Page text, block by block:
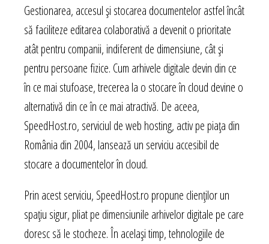
Gestionarea, accesul și stocarea documentelor astfel încât
să faciliteze editarea colaborativă a devenit o prioritate
atât pentru companii, indiferent de dimensiune, cât și
pentru persoane fizice. Cum arhivele digitale devin din ce
în ce mai stufoase, trecerea la o stocare în cloud devine o
alternativă din ce în ce mai atractivă. De aceea,
SpeedHost.ro, serviciul de web hosting, activ pe piața din
România din 2004, lansează un serviciu accesibil de
stocare a documentelor în cloud.
Prin acest serviciu, SpeedHost.ro propune clienților un
spațiu sigur, pliat pe dimensiunile arhivelor digitale pe care
doresc să le stocheze. În același timp, tehnologiile de